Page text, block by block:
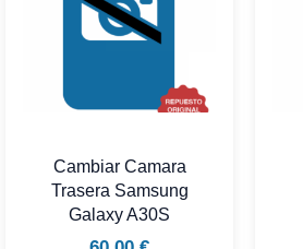
Cambiar Camara
Trasera Samsung
Galaxy A30S